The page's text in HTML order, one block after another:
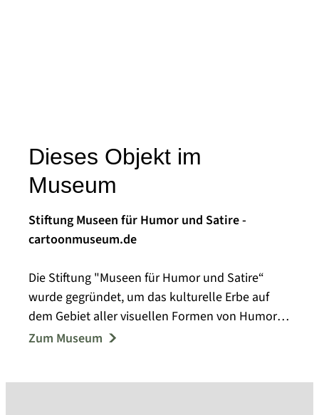
Dieses Objekt im
Museum
Stiftung Museen für Humor und Satire -
cartoonmuseum.de
Die Stiftung "Museen für Humor und Satire“
wurde gegründet, um das kulturelle Erbe auf
dem Gebiet aller visuellen Formen von Humor
und Satire der Gesellschaft zugänglich zu
Zum Museum